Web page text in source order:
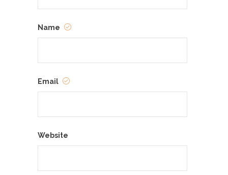
Name
Email
Website